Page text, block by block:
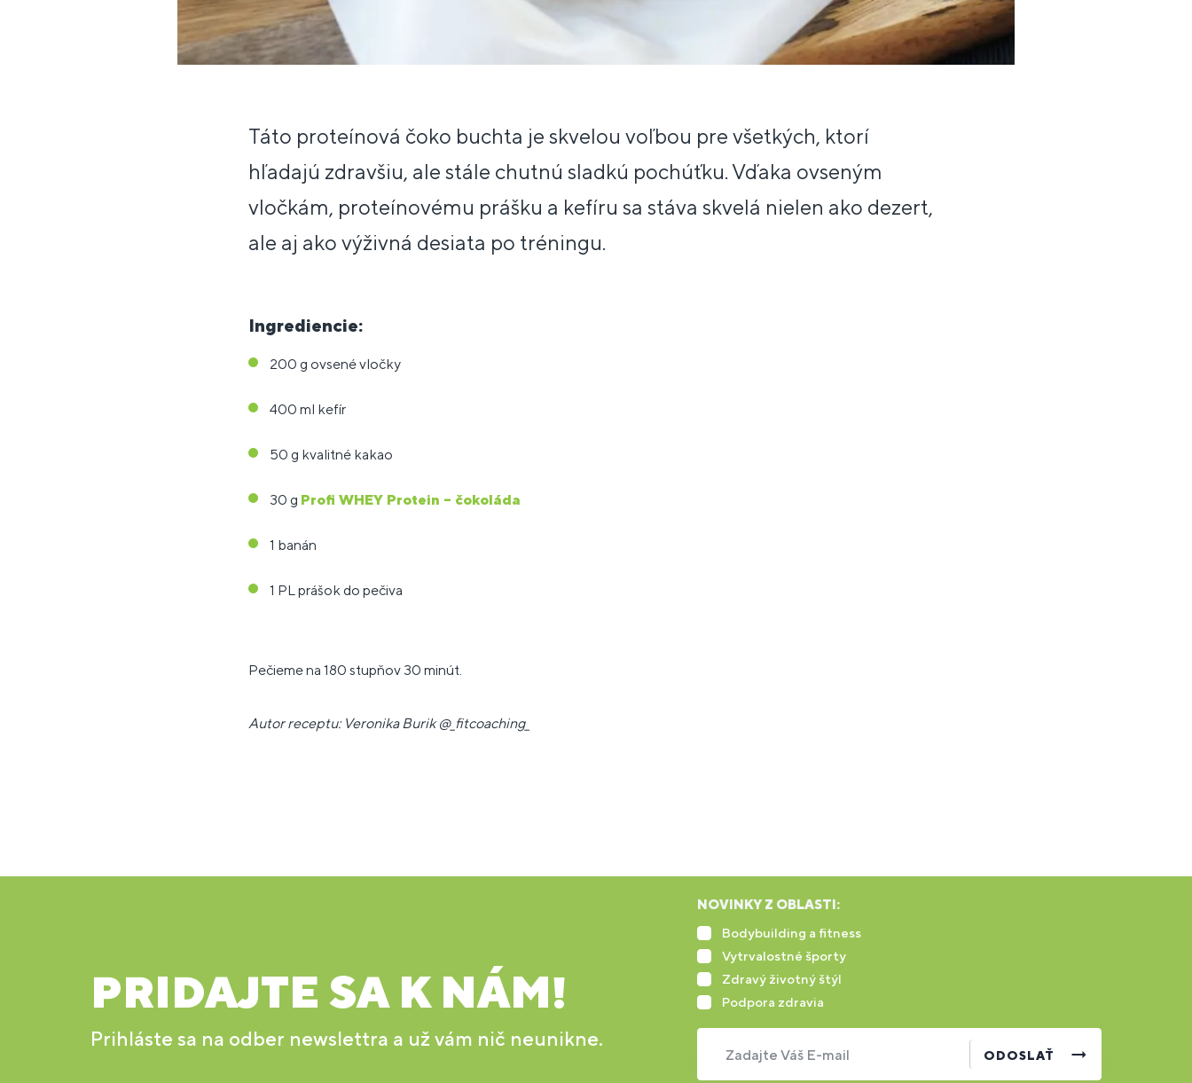
Táto proteínová čoko buchta je skvelou voľbou pre všetkých, ktorí
hľadajú zdravšiu, ale stále chutnú sladkú pochúťku. Vďaka ovseným
vločkám, proteínovému prášku a kefíru sa stáva skvelá nielen ako dezert,
ale aj ako výživná desiata po tréningu.
Ingrediencie:
200 g ovsené vločky
400 ml kefír
50 g kvalitné kakao
30 g Profi WHEY Protein – čokoláda
1 banán
1 PL prášok do pečiva
Pečieme na 180 stupňov 30 minút.
Autor receptu: Veronika Burik @_fitcoaching_
PRIDAJTE SA K NÁM!
Prihláste sa na odber newslettra a už vám nič neunikne.
NOVINKY Z OBLASTI:
Bodybuilding a fitness
Vytrvalostné športy
Zdravý životný štýl
Podpora zdravia
Zadajte Váš E-mail ODOSLAŤ